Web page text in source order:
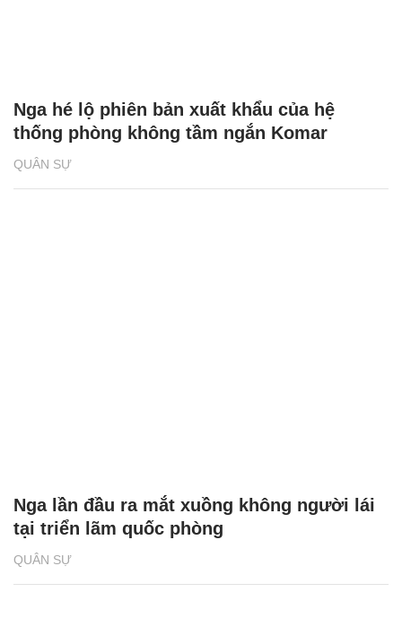
QUÂN SỰ
Nga hé lộ phiên bản xuất khẩu của hệ
thống phòng không tầm ngắn Komar
QUÂN SỰ
Nga lần đầu ra mắt xuồng không người lái
tại triển lãm quốc phòng